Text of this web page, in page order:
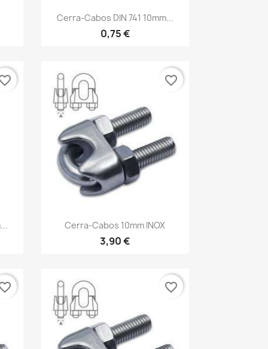
Vista rápida
Cerra-Cabos DIN 741 10mm...
0,75 €
Vista rápida
Cerra-Cabos 10mm INOX
3,90 €
favorite_border
favorite_border